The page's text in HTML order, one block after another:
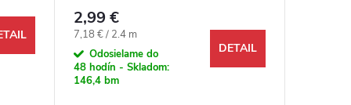
mm
2,99 €
Jednotková cena:
7,18 € / 2.4 m
Odosielame do
48 hodín - Skladom:
146,4 bm
DETAIL